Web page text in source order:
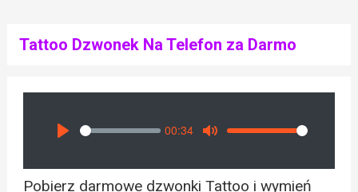
Tattoo Dzwonek Na Telefon za Darmo
Seek
00:34
Volume
Pobierz darmowe dzwonki Tattoo i wymień